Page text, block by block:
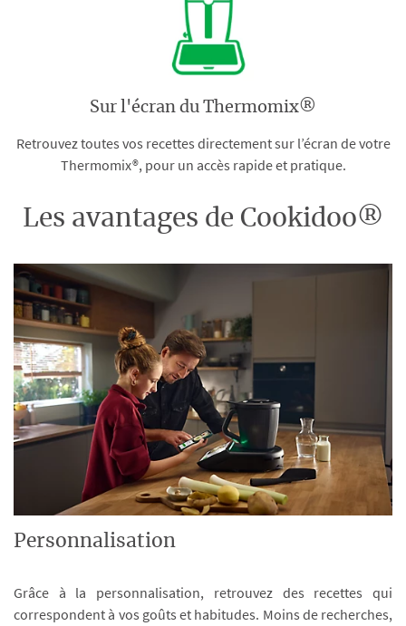
Sur l'écran du Thermomix®
Retrouvez toutes vos recettes directement sur l’écran de votre
Thermomix®, pour un accès rapide et pratique.
Les avantages de Cookidoo®
Personnalisation
Grâce à la personnalisation, retrouvez des recettes qui
correspondent à vos goûts et habitudes. Moins de recherches,